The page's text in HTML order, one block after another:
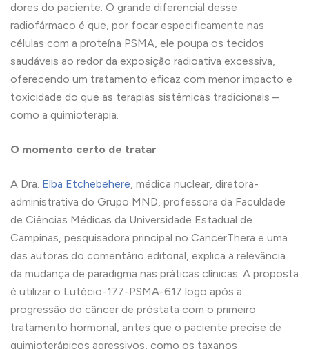
dores do paciente. O grande diferencial desse
radiofármaco é que, por focar especificamente nas
células com a proteína PSMA, ele poupa os tecidos
saudáveis ao redor da exposição radioativa excessiva,
oferecendo um tratamento eficaz com menor impacto e
toxicidade do que as terapias sistêmicas tradicionais –
como a quimioterapia.
O momento certo de tratar
A Dra. Elba Etchebehere, médica nuclear, diretora-
administrativa do Grupo MND, professora da Faculdade
de Ciências Médicas da Universidade Estadual de
Campinas, pesquisadora principal no CancerThera e uma
das autoras do comentário editorial, explica a relevância
da mudança de paradigma nas práticas clínicas. A proposta
é utilizar o Lutécio-177-PSMA-617 logo após a
progressão do câncer de próstata com o primeiro
tratamento hormonal, antes que o paciente precise de
quimioterápicos agressivos, como os taxanos